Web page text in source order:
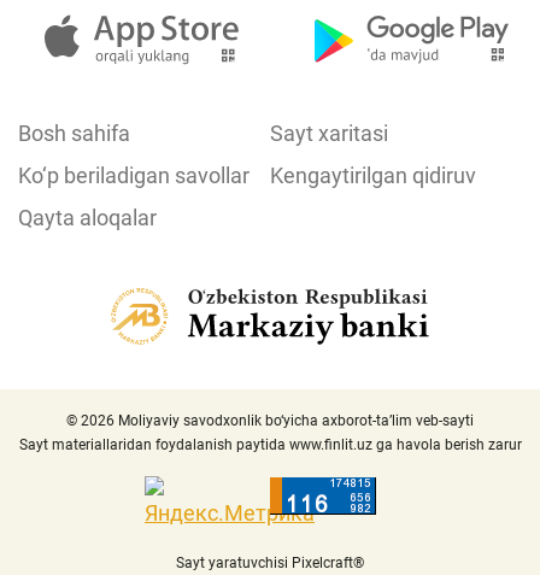
Bosh sahifa
Sayt xaritasi
Ko‘p beriladigan savollar
Kengaytirilgan qidiruv
Qayta aloqalar
© 2026 Moliyaviy savodxonlik bo‘yicha axborot-ta’lim veb-sayti
Sayt materiallaridan foydalanish paytida www.finlit.uzga havola berish zarur
Sayt yaratuvchisi Pixelcraft®